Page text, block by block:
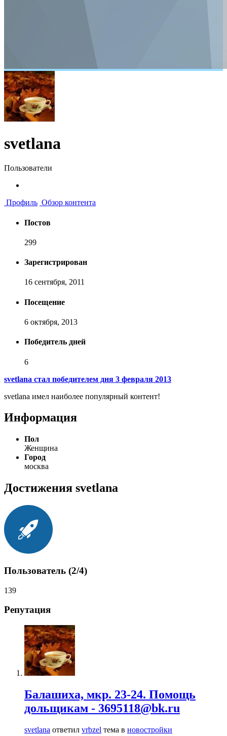
svetlana
Пользователи
Профиль Обзор контента
Постов
299
Зарегистрирован
16 сентября, 2011
Посещение
6 октября, 2013
Победитель дней
6
svetlana стал победителем дня 3 февраля 2013
svetlana имел наиболее популярный контент!
Информация
Пол
Женщина
Город
москва
Достижения svetlana
Пользователь (2/4)
139
Репутация
Балашиха, мкр. 23-24. Помощь
дольщикам - 3695118@bk.ru
svetlana ответил vrbzel тема в новостройки